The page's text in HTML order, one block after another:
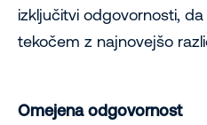
izključitvi odgovornosti,
tekočem z najnovejšo
Omejena odgovornost